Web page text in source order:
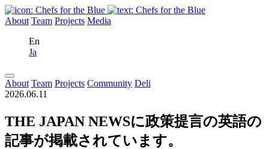
About Team Projects Media
En
Ja
About Team Projects Community Deli
2026.06.11
THE JAPAN NEWSに政策提言の英語の
記事が掲載されています。